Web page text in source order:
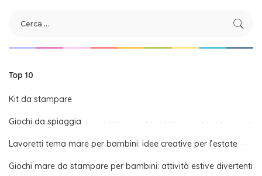
Top 10
Kit da stampare
Giochi da spiaggia
Lavoretti tema mare per bambini: idee creative per l’estate
Giochi mare da stampare per bambini: attività estive divertenti